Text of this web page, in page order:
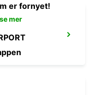
er fornyet!
mer